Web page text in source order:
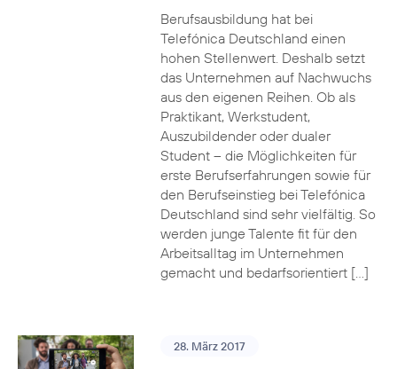
Berufsausbildung hat bei
Telefónica Deutschland einen
hohen Stellenwert. Deshalb setzt
das Unternehmen auf Nachwuchs
aus den eigenen Reihen. Ob als
Praktikant, Werkstudent,
Auszubildender oder dualer
Student – die Möglichkeiten für
erste Berufserfahrungen sowie für
den Berufseinstieg bei Telefónica
Deutschland sind sehr vielfältig. So
werden junge Talente fit für den
Arbeitsalltag im Unternehmen
gemacht und bedarfsorientiert […]
28. März 2017